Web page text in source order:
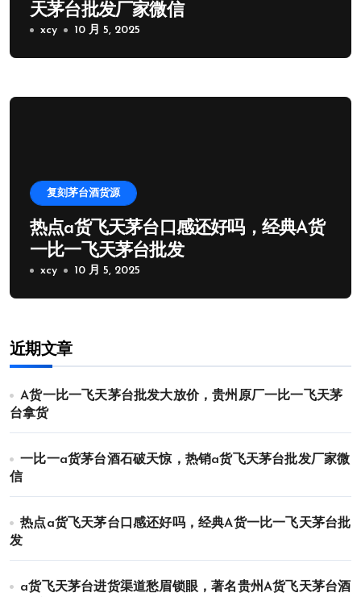
天茅台批发厂家微信
xcy 10 月 5, 2025
复刻茅台酒货源
热点a货飞天茅台口感还好吗，经典A货
一比一飞天茅台批发
xcy 10 月 5, 2025
近期文章
A货一比一飞天茅台批发大放价，贵州原厂一比一飞天茅
台拿货
一比一a货茅台酒石破天惊，热销a货飞天茅台批发厂家微
信
热点a货飞天茅台口感还好吗，经典A货一比一飞天茅台批
发
a货飞天茅台进货渠道愁眉锁眼，著名贵州A货飞天茅台酒